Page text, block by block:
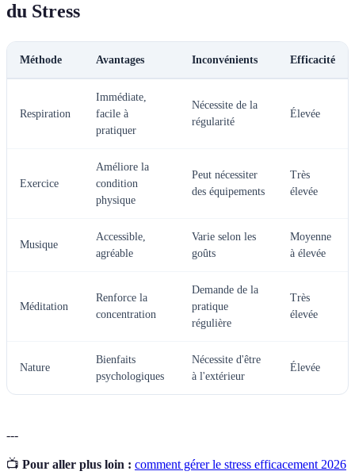
du Stress
Méthode Avantages Inconvénients Efficacité
Respiration
Immédiate,
facile à
pratiquer
Nécessite de la
régularité
Élevée
Exercice
Améliore la
condition
physique
Peut nécessiter
des équipements
Très
élevée
Musique
Accessible,
agréable
Varie selon les
goûts
Moyenne
à élevée
Méditation
Renforce la
concentration
Demande de la
pratique
régulière
Très
élevée
Nature
Bienfaits
psychologiques
Nécessite d'être
à l'extérieur
Élevée
---
📺 Pour aller plus loin : comment gérer le stress efficacement 2026